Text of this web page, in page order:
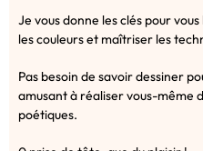
Je vous donne les clés pour
les couleurs et maîtriser les
Pas besoin de savoir dessiner
amusant à réaliser vous-même
poétiques.